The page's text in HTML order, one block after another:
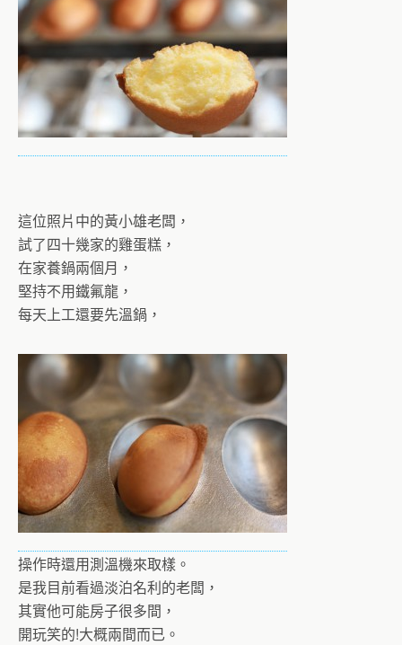
這位照片中的黃小雄老闆，
試了四十幾家的雞蛋糕，
在家養鍋兩個月，
堅持不用鐵氟龍，
每天上工還要先溫鍋，
操作時還用測溫機來取樣。
是我目前看過淡泊名利的老闆，
其實他可能房子很多間，
開玩笑的!大概兩間而已。